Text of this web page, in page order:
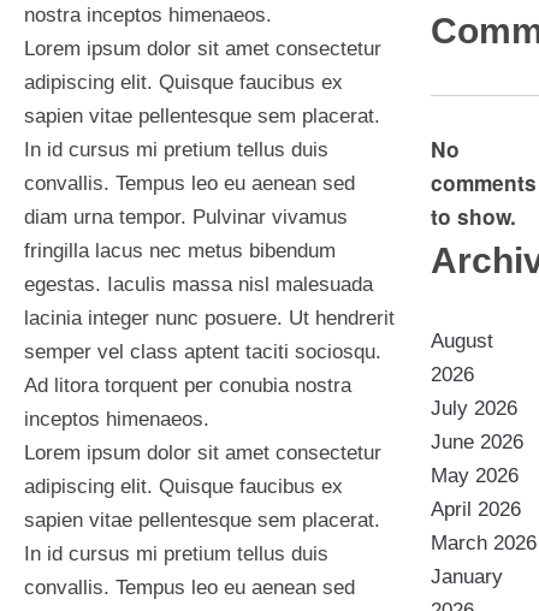
nostra inceptos himenaeos.
Lorem ipsum dolor sit amet consectetur
adipiscing elit. Quisque faucibus ex
sapien vitae pellentesque sem placerat.
In id cursus mi pretium tellus duis
convallis. Tempus leo eu aenean sed
diam urna tempor. Pulvinar vivamus
fringilla lacus nec metus bibendum
egestas. Iaculis massa nisl malesuada
lacinia integer nunc posuere. Ut hendrerit
semper vel class aptent taciti sociosqu.
Ad litora torquent per conubia nostra
inceptos himenaeos.
Lorem ipsum dolor sit amet consectetur
adipiscing elit. Quisque faucibus ex
sapien vitae pellentesque sem placerat.
In id cursus mi pretium tellus duis
convallis. Tempus leo eu aenean sed
No
comments
to show.
August
2026
July 2026
June 2026
May 2026
April 2026
March 2026
January